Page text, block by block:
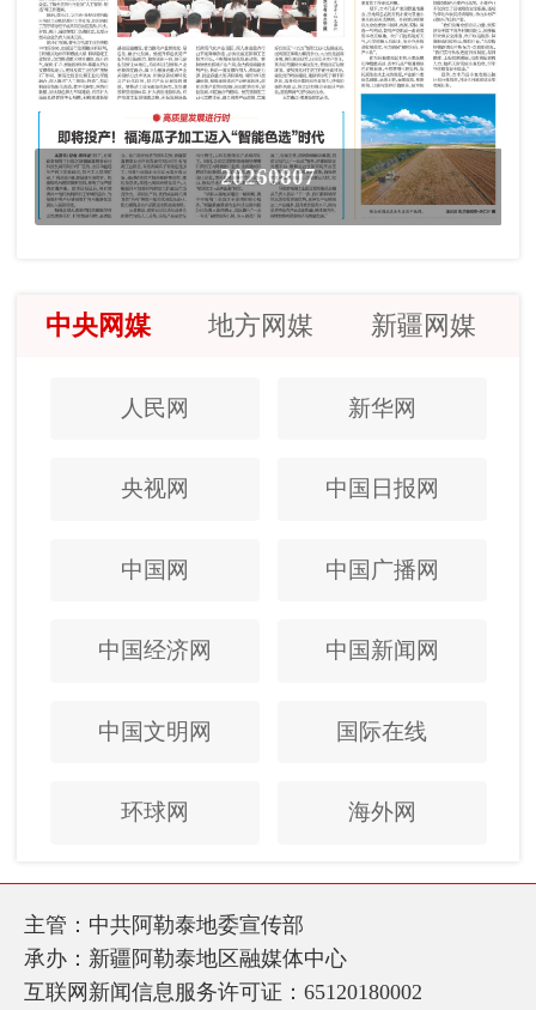
20260807
中央网媒 地方网媒 新疆网媒
人民网 新华网
央视网 中国日报网
中国网 中国广播网
中国经济网 中国新闻网
中国文明网 国际在线
环球网 海外网
主管：中共阿勒泰地委宣传部
承办：新疆阿勒泰地区融媒体中心
互联网新闻信息服务许可证：65120180002